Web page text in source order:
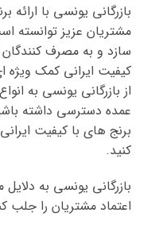
بازرگانی یونسی با ارائه
مشتریان عزیز توانسته
سازد و به مصرف
کیفیت ایرانی کمک ویژه
از بازرگانی یونسی به
عمده دسترسی داشته
برنج های با کیفیت
کنید.
بازرگانی یونسی به
اعتماد مشتریان را جلب